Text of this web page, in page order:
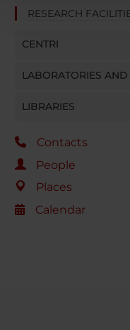
pubblicità e social
con altre informazioni
raccolto dal tuo
RESEARCH
CENTRI
LABORATORIES AND
LIBRARIES
Contacts
People
Places
Calendar